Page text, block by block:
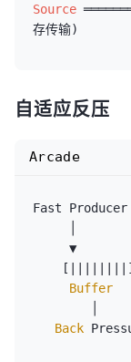
Source
自适应反压
Fast
Buffer
Back
Arcade